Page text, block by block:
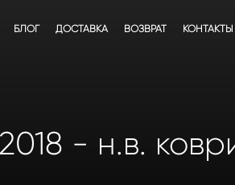
БЛОГ ДОСТАВКА ВОЗВРАТ КОНТАКТЫ
- н.в.